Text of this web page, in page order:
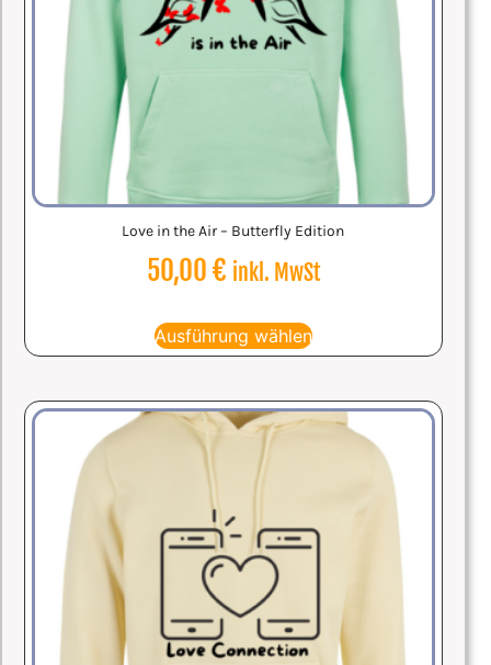
Love in the Air – Butterfly Edition
50,00€ inkl. MwSt
Ausführung wählen